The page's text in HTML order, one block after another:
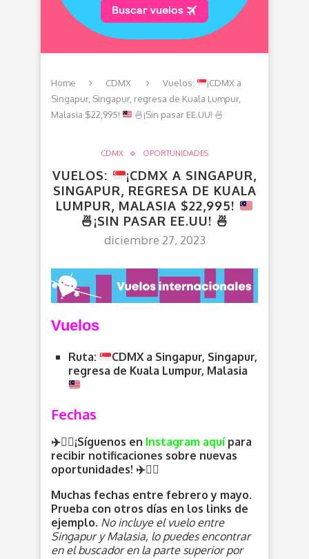
Home CDMX Vuelos:
¡CDMX a
Singapur, Singapur, regresa de Kuala Lumpur,
Malasia $22,995!
🍜¡Sin pasar EE.UU! 🍜
CDMX OPORTUNIDADES
VUELOS:
¡CDMX A SINGAPUR,
SINGAPUR, REGRESA DE KUALA
LUMPUR, MALASIA $22,995!
🍜¡SIN PASAR EE.UU! 🍜
diciembre 27, 2023
Vuelos
Ruta:
CDMX a Singapur, Singapur,
regresa de Kuala Lumpur, Malasia
Fechas
✈️🏃‍♂️¡Síguenos en Instagram aquí para
recibir notificaciones sobre nuevas
oportunidades! ✈️🏃‍♀️
Muchas fechas entre febrero y mayo.
Prueba con otros días en los links de
ejemplo. No incluye el vuelo entre
Singapur y Malasia, lo puedes encontrar
en el buscador en la parte superior por